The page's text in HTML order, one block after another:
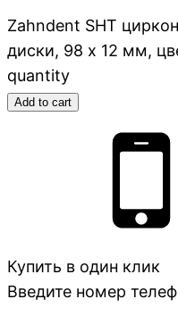
Zahndent SHT
диски, 98 х 12 мм,
quantity
Add to cart
Купить в один клик
Введите номер